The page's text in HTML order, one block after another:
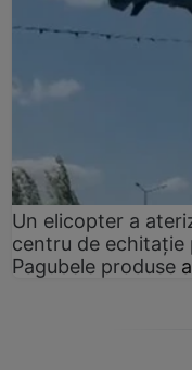
Un elicopter a
centru de echitație
Pagubele produse